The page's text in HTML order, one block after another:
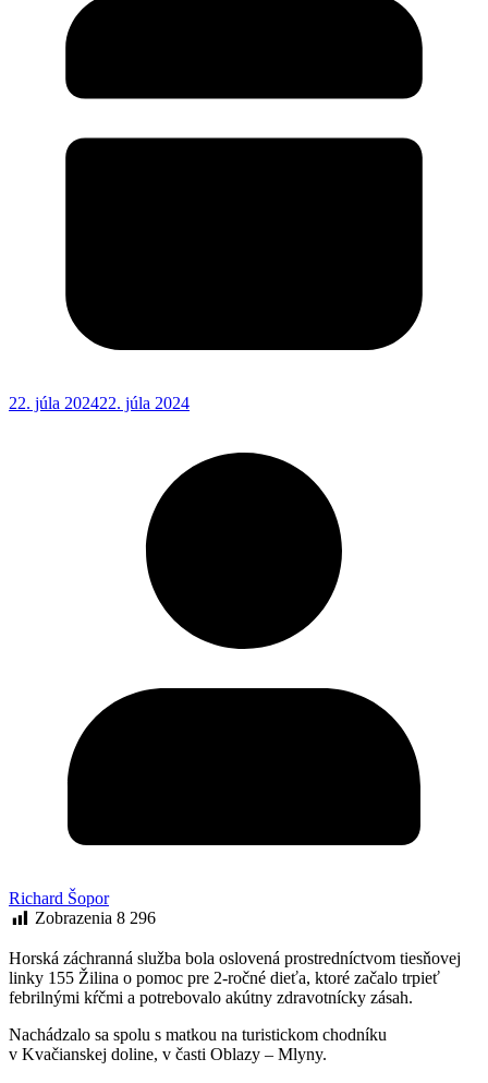
22. júla 202422. júla 2024
Richard Šopor
Zobrazenia 8 296
Horská záchranná služba bola oslovená prostredníctvom tiesňovej
linky 155 Žilina o pomoc pre 2-ročné dieťa, ktoré začalo trpieť
febrilnými kŕčmi a potrebovalo akútny zdravotnícky zásah.
Nachádzalo sa spolu s matkou na turistickom chodníku
v Kvačianskej doline, v časti Oblazy – Mlyny.